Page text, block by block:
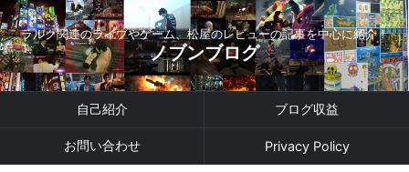
ラルク関連のライブやゲーム、松屋のレビューの記事を中心に紹介！
ノブンブログ
自己紹介 ブログ収益
お問い合わせ Privacy Policy